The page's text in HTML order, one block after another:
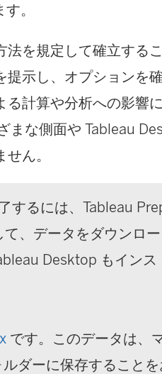
。
を規定して確立する
示し、オプションを
計算や分析への影響
まな側面や Tableau
ん。
するには、Tableau
、データをダウンロ
Desktop もインス
です。このデータは、
ダーに保存することを